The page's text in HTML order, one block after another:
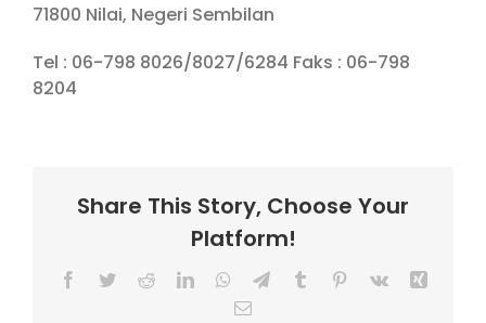
71800 Nilai, Negeri Sembilan
Tel : 06-798 8026/8027/6284 Faks : 06-798
8204
Share This Story, Choose Your
Platform!
Facebook
TwitterRedditLinkedInWhatsApp
TelegramTumblr Pinterest
Vk
Email